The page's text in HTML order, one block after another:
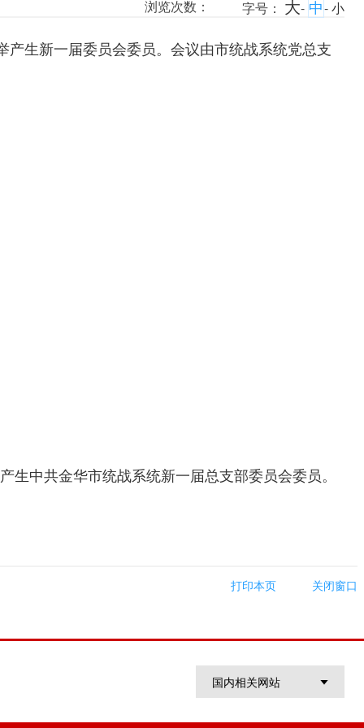
字号： 大- 中-小
浏览次数：
生新一届委员会委员。会议由市统战系统党总支
中共金华市统战系统新一届总支部委员会委员。
打印本页 关闭窗口
国内相关网站